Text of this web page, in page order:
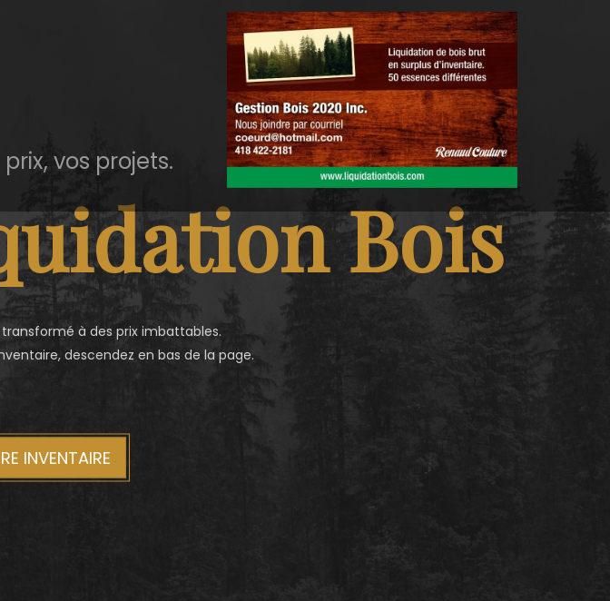
vos projets.
Bois
à des prix imbattables.
descendez en bas de la page.
INVENTAIRE